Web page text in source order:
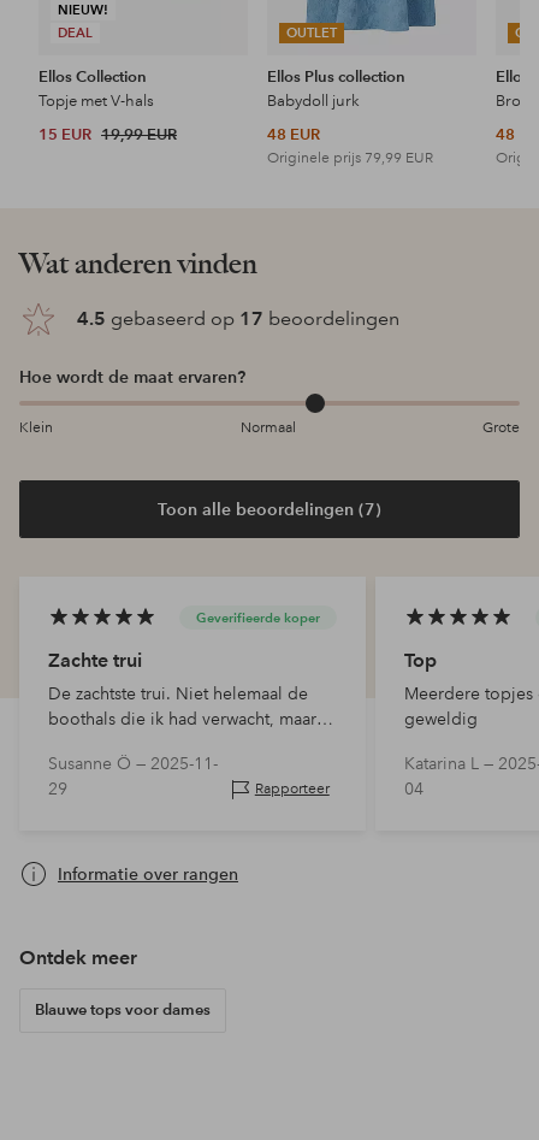
NIEUW!
DEAL
Ellos Collection
Topje met V-hals
15 EUR 19,99 EUR
OUTLET
Ellos Plus collection
Babydoll jurk
48 EUR
Originele prijs 79,99 EUR
Ellos
48
Wat anderen vinden
4.5 gebaseerd op 17 beoordelingen
Hoe wordt de maat ervaren?
Klein Normaal Grote
Toon alle beoordelingen (7)
Geverifieerde koper
Zachte trui
De zachtste trui. Niet helemaal de
boothals die ik had verwacht, maar
Susanne Ö — 2025-11-
29
Rapporteer
Top
Meerdere topjes
geweldig
Katarina L —
04
Informatie over rangen
Ontdek meer
Blauwe tops voor dames